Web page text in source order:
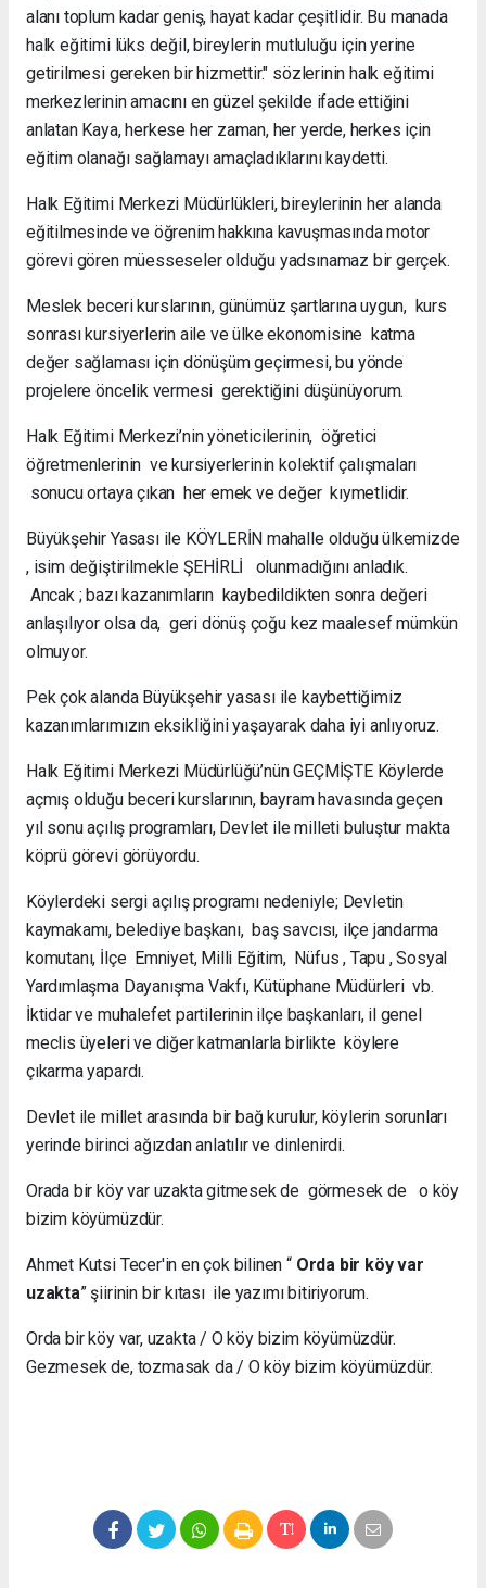
alanı toplum kadar geniş, hayat kadar çeşitlidir. Bu manada
halk eğitimi lüks değil, bireylerin mutluluğu için yerine
getirilmesi gereken bir hizmettir." sözlerinin halk eğitimi
merkezlerinin amacını en güzel şekilde ifade ettiğini
anlatan Kaya, herkese her zaman, her yerde, herkes için
eğitim olanağı sağlamayı amaçladıklarını kaydetti.
Halk Eğitimi Merkezi Müdürlükleri, bireylerinin her alanda
eğitilmesinde ve öğrenim hakkına kavuşmasında motor
görevi gören müesseseler olduğu yadsınamaz bir gerçek.
Meslek beceri kurslarının, günümüz şartlarına uygun, kurs
sonrası kursiyerlerin aile ve ülke ekonomisine katma
değer sağlaması için dönüşüm geçirmesi, bu yönde
projelere öncelik vermesi gerektiğini düşünüyorum.
Halk Eğitimi Merkezi’nin yöneticilerinin, öğretici
öğretmenlerinin ve kursiyerlerinin kolektif çalışmaları
sonucu ortaya çıkan her emek ve değer kıymetlidir.
Büyükşehir Yasası ile KÖYLERİN mahalle olduğu ülkemizde
, isim değiştirilmekle ŞEHİRLİ olunmadığını anladık.
Ancak ; bazı kazanımların kaybedildikten sonra değeri
anlaşılıyor olsa da, geri dönüş çoğu kez maalesef mümkün
olmuyor.
Pek çok alanda Büyükşehir yasası ile kaybettiğimiz
kazanımlarımızın eksikliğini yaşayarak daha iyi anlıyoruz.
Halk Eğitimi Merkezi Müdürlüğü’nün GEÇMİŞTE Köylerde
açmış olduğu beceri kurslarının, bayram havasında geçen
yıl sonu açılış programları, Devlet ile milleti buluştur makta
köprü görevi görüyordu.
Köylerdeki sergi açılış programı nedeniyle; Devletin
kaymakamı, belediye başkanı, baş savcısı, ilçe jandarma
komutanı, İlçe Emniyet, Milli Eğitim, Nüfus , Tapu , Sosyal
Yardımlaşma Dayanışma Vakfı, Kütüphane Müdürleri vb.
İktidar ve muhalefet partilerinin ilçe başkanları, il genel
meclis üyeleri ve diğer katmanlarla birlikte köylere
çıkarma yapardı.
Devlet ile millet arasında bir bağ kurulur, köylerin sorunları
yerinde birinci ağızdan anlatılır ve dinlenirdi.
Orada bir köy var uzakta gitmesek de görmesek de o köy
bizim köyümüzdür.
Ahmet Kutsi Tecer'in en çok bilinen “ Orda bir köy var
uzakta” şiirinin bir kıtası ile yazımı bitiriyorum.
Orda bir köy var, uzakta / O köy bizim köyümüzdür.
Gezmesek de, tozmasak da / O köy bizim köyümüzdür.